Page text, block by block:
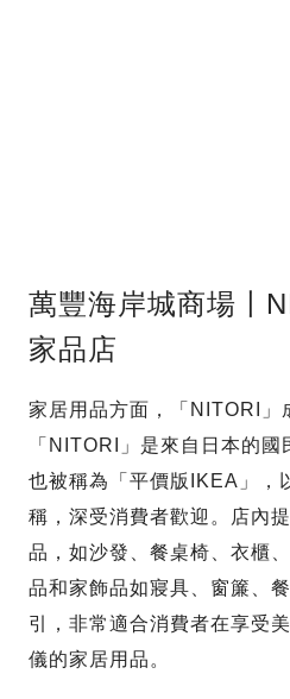
萬豐海岸城商場〡
家品店
家居用品方面，「NITORI」
「NITORI」是來自日本的
也被稱為「平價版IKEA」，
稱，深受消費者歡迎。店內
品，如沙發、餐桌椅、衣櫃
品和家飾品如寢具、窗簾、
引，非常適合消費者在享受
儀的家居用品。